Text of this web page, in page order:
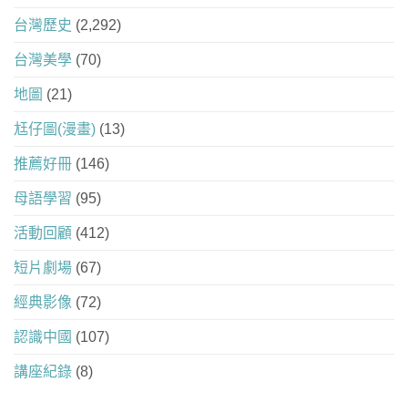
台灣歷史 (2,292)
台灣美學 (70)
地圖 (21)
尪仔圖(漫畫) (13)
推薦好冊 (146)
母語學習 (95)
活動回顧 (412)
短片劇場 (67)
經典影像 (72)
認識中國 (107)
講座紀錄 (8)